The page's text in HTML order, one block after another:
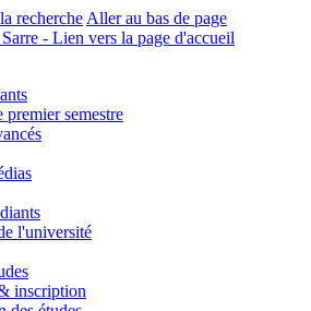
recherche Aller au bas de page
premier semestre
l'université
inscription